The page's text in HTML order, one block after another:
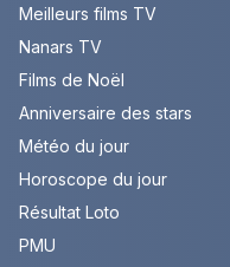
Meilleurs films TV
Nanars TV
Films de Noël
Anniversaire des stars
Météo du jour
Horoscope du jour
Résultat Loto
PMU